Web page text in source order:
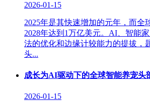
2026-01-15
2025年是其快速增加的元年，而全
2028年达到1万亿美元。AI、智能
法的优化和边缘计较能力的提拔，
头...
成长为AI驱动下的全球智能养宠头
2026-01-15